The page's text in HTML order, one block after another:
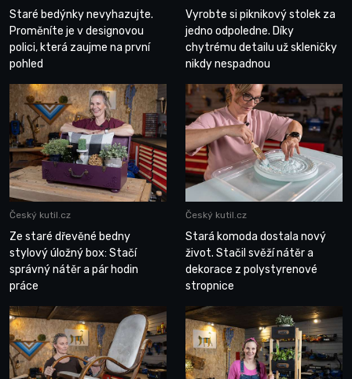
Staré bedýnky nevyhazujte.
Proměníte je v designovou
polici, která zaujme na první
pohled
Vyrobte si piknikový stolek za
jedno odpoledne. Díky
chytrému detailu už skleničky
nikdy nespadnou
Český kutil.cz
Ze staré dřevěné bedny
stylový úložný box: Stačí
správný nátěr a pár hodin
práce
Český kutil.cz
Stará komoda dostala nový
život. Stačil svěží nátěr a
dekorace z polystyrenové
stropnice